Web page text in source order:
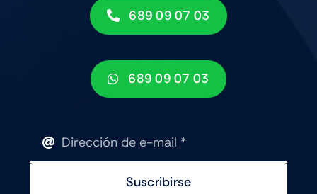
689 09 07 03
689 09 07 03
Suscribirse